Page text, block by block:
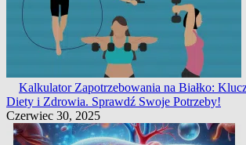
Kalkulator Zapotrzebowania na Białko:
Diety i Zdrowia. Sprawdź Swoje Potrzeby!
Czerwiec 30, 2025